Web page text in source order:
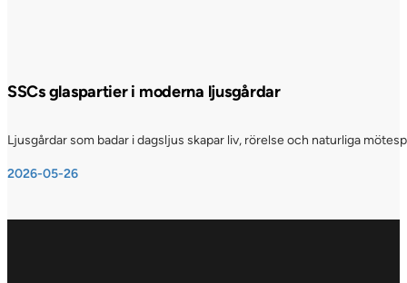
SSCs glaspartier i moderna ljusgårdar
Ljusgårdar som badar i dagsljus skapar liv, rörelse och naturliga
2026-05-26